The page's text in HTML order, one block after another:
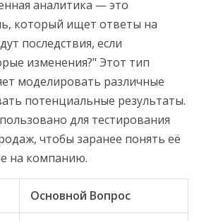
аналитика — это
который ищет ответы на
последствия, если
изменения?" Этот тип
моделировать различные
потенциальные результаты.
для тестирования
чтобы заранее понять её
на компанию.
Основной Вопрос